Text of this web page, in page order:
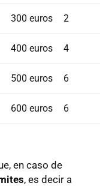
300 euros 2
400 euros 4
500 euros 6
600 euros 6
en caso de
, es decir a